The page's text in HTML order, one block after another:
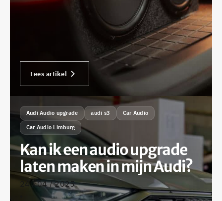
Lees artikel
Audi Audio upgrade audi s3 Car Audio
Car Audio Limburg
Kan ik een audio upgrade
laten maken in mijn Audi?
24 / 04 / 2025